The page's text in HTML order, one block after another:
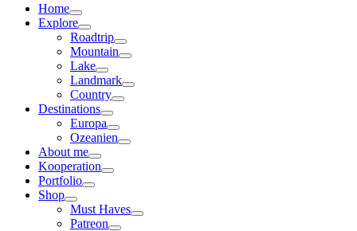
Home
Explore
Roadtrip
Mountain
Lake
Landmark
Country
Destinations
Europa
Ozeanien
About me
Kooperation
Portfolio
Shop
Must Haves
Patreon